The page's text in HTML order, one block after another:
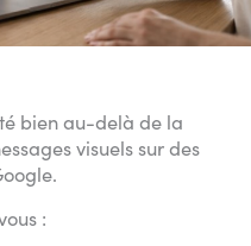
bien au-delà de la
visuels sur des
: